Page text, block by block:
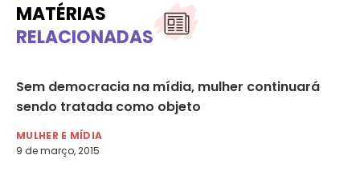
MATÉRIAS
RELACIONADAS
Sem democracia na mídia, mulher continuará
sendo tratada como objeto
MULHER E MÍDIA
9 de março, 2015